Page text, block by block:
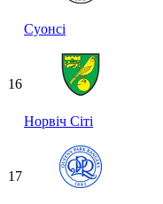
Суонсі
16
Норвіч Сіті
17